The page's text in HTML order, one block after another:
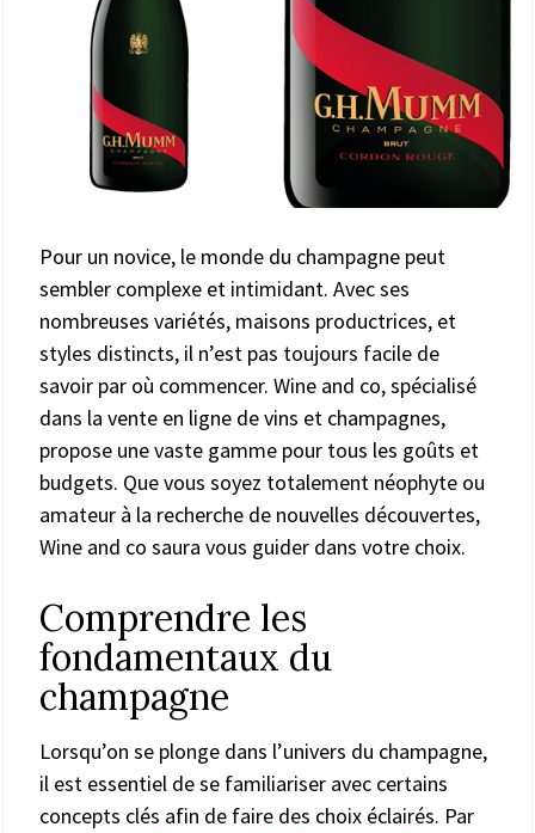
Pour un novice, le monde du champagne peut
sembler complexe et intimidant. Avec ses
nombreuses variétés, maisons productrices, et
styles distincts, il n’est pas toujours facile de
savoir par où commencer. Wine and co, spécialisé
dans la vente en ligne de vins et champagnes,
propose une vaste gamme pour tous les goûts et
budgets. Que vous soyez totalement néophyte ou
amateur à la recherche de nouvelles découvertes,
Wine and co saura vous guider dans votre choix.
Comprendre les
fondamentaux du
champagne
Lorsqu’on se plonge dans l’univers du champagne,
il est essentiel de se familiariser avec certains
concepts clés afin de faire des choix éclairés. Par